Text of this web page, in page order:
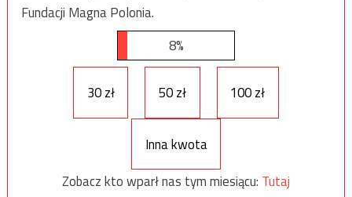
Fundacji Magna Polonia.
8%
30 zł 50 zł 100 zł
Inna kwota
Zobacz kto wparł nas tym miesiącu: Tutaj